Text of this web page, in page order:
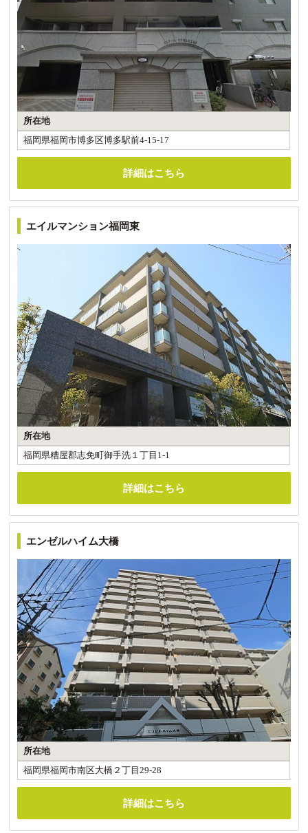
所在地
福岡県福岡市博多区博多駅前4-15-17
詳細はこちら
エイルマンション福岡東
所在地
福岡県糟屋郡志免町御手洗１丁目1-1
詳細はこちら
エンゼルハイム大橋
所在地
福岡県福岡市南区大橋２丁目29-28
詳細はこちら